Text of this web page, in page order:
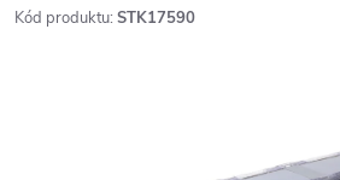
Kód produktu: STK17590